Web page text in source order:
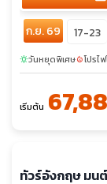
รหัสทัวร์
TVZ9343
hotel_classโรงแรม 4 ดาว
ไฮไลท์:เมนูพิเศ
โตนเฮนจ์ โรง
เที่ยว:
สโตนเฮ